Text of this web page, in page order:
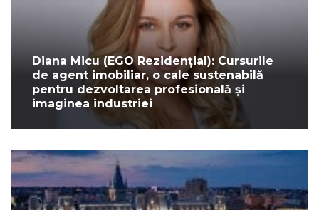
Diana Micu (EGO Rezidențial): Cursurile
de agent imobiliar, o cale sustenabilă
pentru dezvoltarea profesională și
imaginea industriei